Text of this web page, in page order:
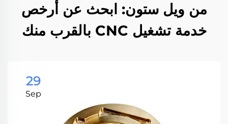
من ويل ستون: ابحث عن أرخص
خدمة تشغيل CNC بالقرب منك
29
Sep